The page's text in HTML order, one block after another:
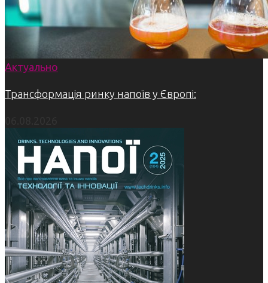
Актуально
Трансформація ринку напоїв у Європі: